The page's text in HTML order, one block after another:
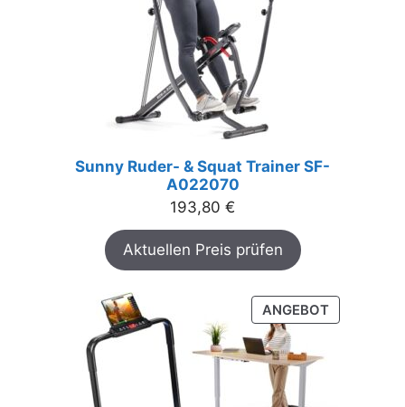
Sunny Ruder- & Squat Trainer SF-
A022070
193,80 €
Aktuellen Preis prüfen
ANGEBOTPRODUKT
IM